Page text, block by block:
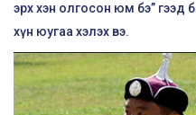
эрх хэн олгосон юм бэ” гээд
хүн юугаа хэлэх вэ.